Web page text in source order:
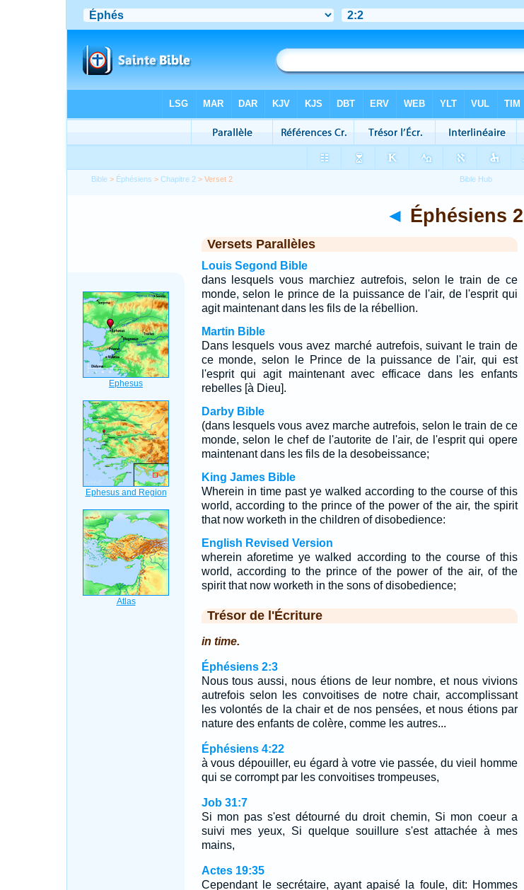
Bible > Éphésiens >Chapitre 2 > Verset 2
◄ Éphésiens
Versets Parallèles
Louis Segond Bible
dans lesquels vous marchiez autrefois, selon le train de ce
monde, selon le prince de la puissance de l'air, de l'esprit qui
agit maintenant dans les fils de la rébellion.
Martin Bible
Dans lesquels vous avez marché autrefois, suivant le train de
ce monde, selon le Prince de la puissance de l'air, qui est
l'esprit qui agit maintenant avec efficace dans les enfants
rebelles [à Dieu].
Darby Bible
(dans lesquels vous avez marche autrefois, selon le train de ce
monde, selon le chef de l'autorite de l'air, de l'esprit qui opere
maintenant dans les fils de la desobeissance;
King James Bible
Wherein in time past ye walked according to the course of this
world, according to the prince of the power of the air, the spirit
that now worketh in the children of disobedience:
English Revised Version
wherein aforetime ye walked according to the course of this
world, according to the prince of the power of the air, of the
spirit that now worketh in the sons of disobedience;
Trésor de l'Écriture
in time.
Éphésiens 2:3
Nous tous aussi, nous étions de leur nombre, et nous vivions
autrefois selon les convoitises de notre chair, accomplissant
les volontés de la chair et de nos pensées, et nous étions par
nature des enfants de colère, comme les autres...
Éphésiens 4:22
à vous dépouiller, eu égard à votre vie passée, du vieil homme
qui se corrompt par les convoitises trompeuses,
Job 31:7
Si mon pas s'est détourné du droit chemin, Si mon coeur a
suivi mes yeux, Si quelque souillure s'est attachée à mes
mains,
Actes 19:35
Cependant le secrétaire, ayant apaisé la foule, dit: Hommes